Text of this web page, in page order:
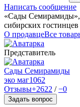
Написать сообщение
«Сады Семирамиды»,
сибирских гостинцев
О продавцеВсе
Представитель
Сады Семирамиды
эко маг1062
Отзывы+2622 /−0
Задать вопрос